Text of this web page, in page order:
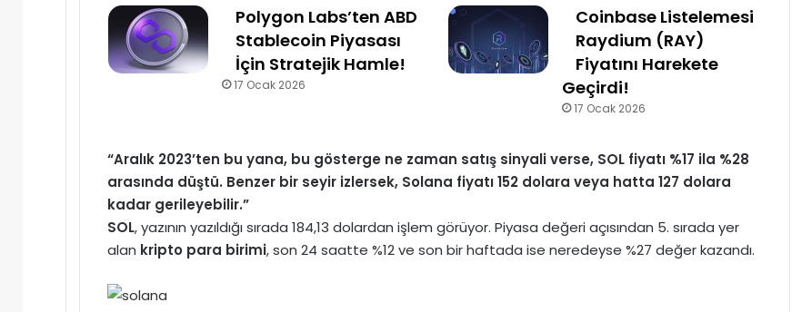
Polygon Labs’ten ABD
Stablecoin Piyasası
İçin Stratejik Hamle!
17 Ocak 2026
Coinbase Listelemesi
Raydium (RAY)
Fiyatını Harekete
Geçirdi!
17 Ocak 2026
“Aralık 2023’ten bu yana, bu gösterge ne zaman satış sinyali verse, SOL fiyatı %17 ila %28
arasında düştü. Benzer bir seyir izlersek, Solana fiyatı 152 dolara veya hatta 127 dolara
kadar gerileyebilir.”
SOL, yazının yazıldığı sırada 184,13 dolardan işlem görüyor. Piyasa değeri açısından 5. sırada yer
alan kripto para birimi, son 24 saatte %12 ve son bir haftada ise neredeyse %27 değer kazandı.